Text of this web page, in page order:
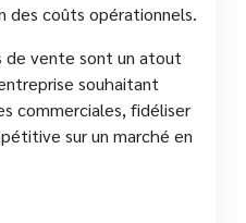
des coûts opérationnels.
de vente sont un atout
souhaitant
commerciales, fidéliser
sur un marché en